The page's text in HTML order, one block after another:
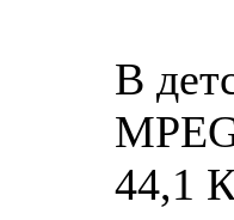
В
44,1